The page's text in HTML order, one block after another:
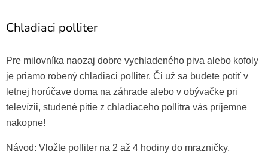
Chladiaci polliter
Pre milovníka naozaj dobre vychladeného piva alebo kofoly
je priamo robený chladiaci polliter. Či už sa budete potiť v
letnej horúčave doma na záhrade alebo v obývačke pri
televízii, studené pitie z chladiaceho pollitra vás príjemne
nakopne!
Návod: Vložte polliter na 2 až 4 hodiny do mrazničky,